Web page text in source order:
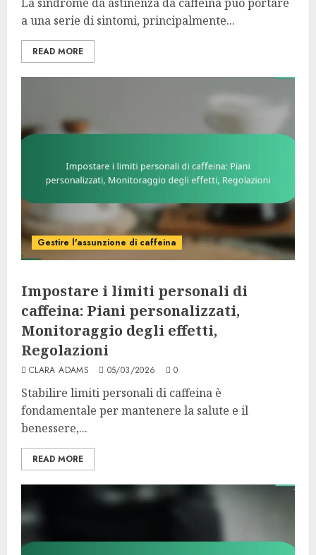
a una serie di sintomi, principalmente...
READ MORE
Gestire l'assunzione di caffeina
Impostare i limiti personali di
caffeina: Piani personalizzati,
Monitoraggio degli effetti,
Regolazioni
CLARA ADAMS 05/03/2026 0
Stabilire limiti personali di caffeina è
fondamentale per mantenere la salute e il
benessere,...
READ MORE